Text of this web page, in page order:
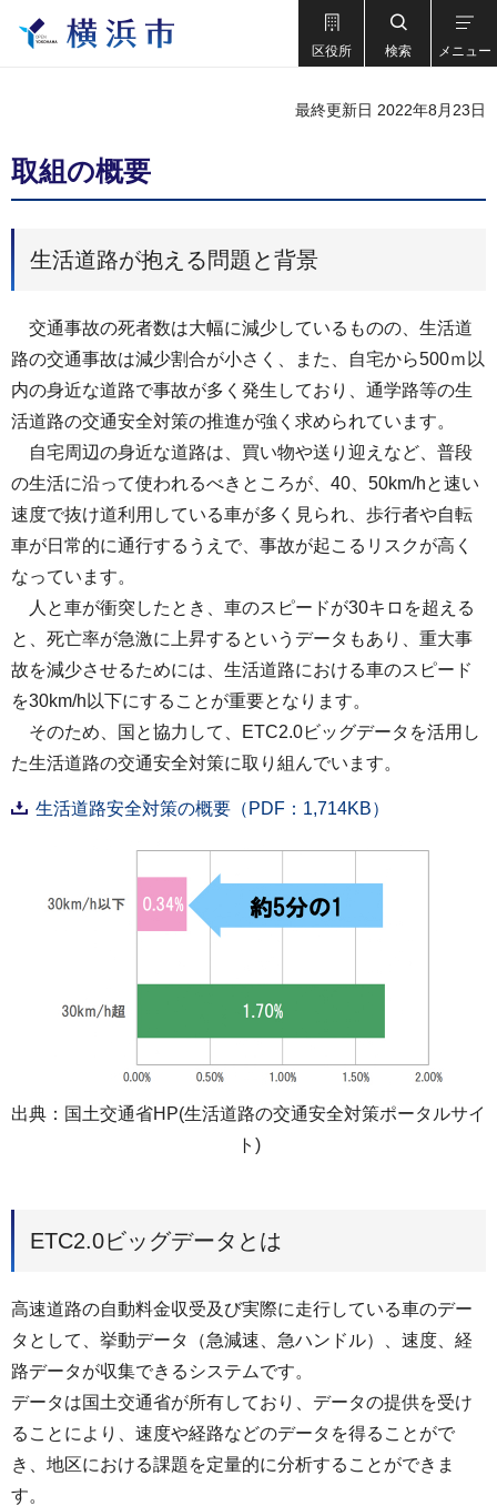
区役所 検索 メニュー
最終更新日 2022年8月23日
取組の概要
生活道路が抱える問題と背景
交通事故の死者数は大幅に減少しているものの、生活道
路の交通事故は減少割合が小さく、また、自宅から500ｍ以
内の身近な道路で事故が多く発生しており、通学路等の生
活道路の交通安全対策の推進が強く求められています。
自宅周辺の身近な道路は、買い物や送り迎えなど、普段
の生活に沿って使われるべきところが、40、50km/hと速い
速度で抜け道利用している車が多く見られ、歩行者や自転
車が日常的に通行するうえで、事故が起こるリスクが高く
なっています。
人と車が衝突したとき、車のスピードが30キロを超える
と、死亡率が急激に上昇するというデータもあり、重大事
故を減少させるためには、生活道路における車のスピード
を30km/h以下にすることが重要となります。
そのため、国と協力して、ETC2.0ビッグデータを活用し
た生活道路の交通安全対策に取り組んでいます。
生活道路安全対策の概要（PDF：1,714KB）
出典：国土交通省HP(生活道路の交通安全対策ポータルサイ
ト)
ETC2.0ビッグデータとは
高速道路の自動料金収受及び実際に走行している車のデー
タとして、挙動データ（急減速、急ハンドル）、速度、経
路データが収集できるシステムです。
データは国土交通省が所有しており、データの提供を受け
ることにより、速度や経路などのデータを得ることがで
き、地区における課題を定量的に分析することができま
す。